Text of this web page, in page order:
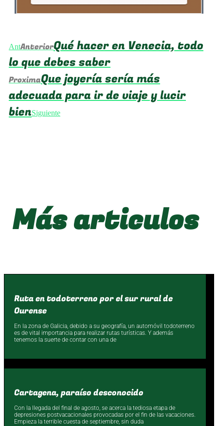
AntAnteriorQué hacer en Venecia, todo
lo que debes saber
ProximaQue joyería sería más
adecuada para ir de viaje y lucir
bienSiguiente
Más articulos
Ruta en todoterreno por el sur rural de
Ourense
En la zona de Galicia, debido a su geografía, un automóvil todoterreno
es de vital importancia para realizar rutas turísticas. Y además
tenemos la suerte de contar con una de
Cartagena, paraíso desconocido
Con la llegada del final de agosto, se acerca la tediosa etapa de
depresiones postvacacionales provocadas por el fin de las vacaciones.
Empieza la terrible cuesta de septiembre, sin duda